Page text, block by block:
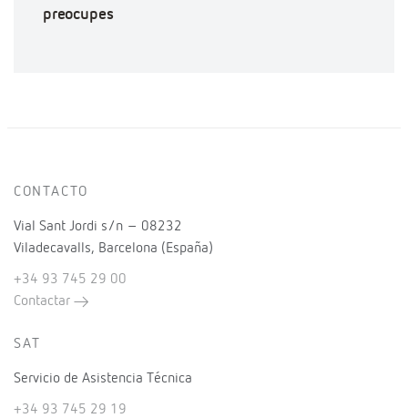
preocupes
CONTACTO
Vial Sant Jordi s/n – 08232
Viladecavalls, Barcelona (España)
+34 93 745 29 00
Contactar
SAT
Servicio de Asistencia Técnica
+34 93 745 29 19